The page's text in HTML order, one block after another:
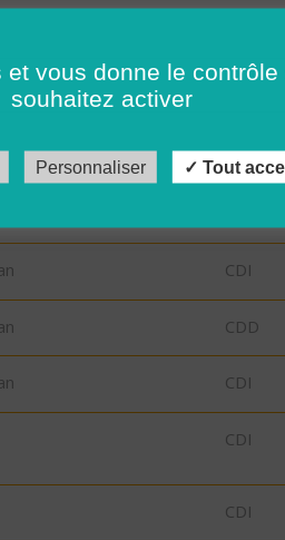
CDD
CDI
CDD
CDI
CDI
CDI
vous donne le
souhaitez activer
Personnaliser Tout